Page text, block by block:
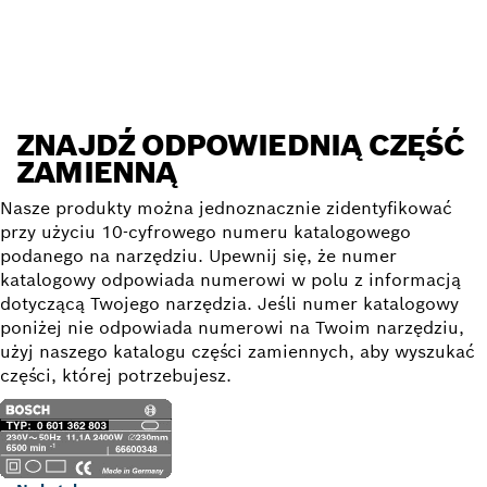
ZNAJDŹ ODPOWIEDNIĄ CZĘŚĆ
ZAMIENNĄ
Nasze produkty można jednoznacznie zidentyfikować
przy użyciu 10-cyfrowego numeru katalogowego
podanego na narzędziu. Upewnij się, że numer
katalogowy odpowiada numerowi w polu z informacją
dotyczącą Twojego narzędzia. Jeśli numer katalogowy
poniżej nie odpowiada numerowi na Twoim narzędziu,
użyj naszego katalogu części zamiennych, aby wyszukać
części, której potrzebujesz.